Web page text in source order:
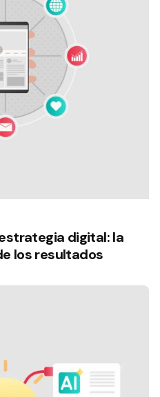
digital: la
los resultados